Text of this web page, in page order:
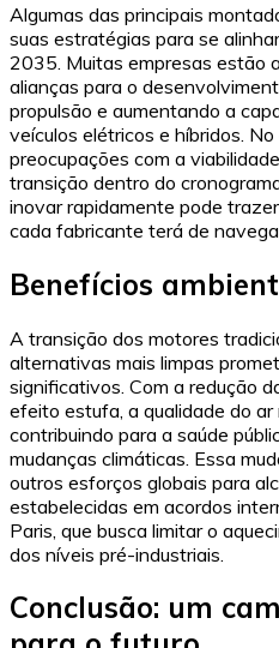
Algumas das principais
suas estratégias para se
2035. Muitas empresas estão
alianças para o
propulsão e aumentando a
veículos elétricos e híbridos.
preocupações com a
transição dentro do
inovar rapidamente pode
cada fabricante terá de
Benefícios
A transição dos motores
alternativas mais limpas
significativos. Com a redução
efeito estufa, a qualidade do
contribuindo para a saúde
mudanças climáticas. Essa
outros esforços globais para
estabelecidas em acordos
Paris, que busca limitar o
dos níveis pré-industriais.
Conclusão: um